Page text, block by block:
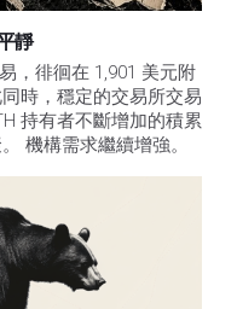
靜
，徘徊在 1,901 美元附
時，穩定的交易所交易
持有者不斷增加的積累
機構需求繼續增強。